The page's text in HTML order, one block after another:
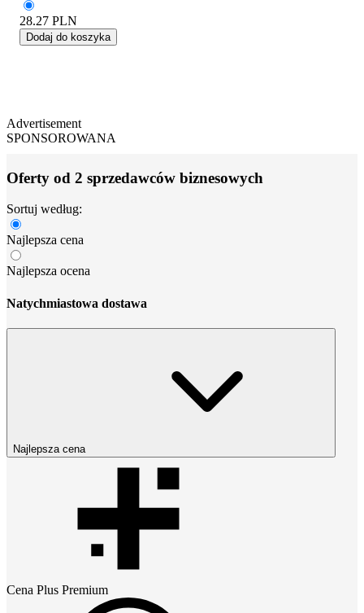
28.27 PLN
Dodaj do koszyka
Advertisement
SPONSOROWANA
Oferty od 2 sprzedawców biznesowych
Sortuj według:
Najlepsza cena
Najlepsza ocena
Natychmiastowa dostawa
Najlepsza cena
Cena Plus Premium